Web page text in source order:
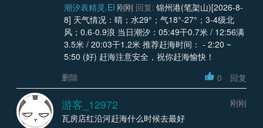
潮汐表精灵.EI 刚刚 回复: 锦州港(笔架山)[2026-8-
8] 天气情况：晴；水29°；气18°-27°；3-4级北
风；0.6-0.9浪 当日潮汐：05:49干0.7米 / 12:56满
3.5米 / 20:03干1.2米 推荐赶海时间： - 2:20 ~
5:50 (好) 赶海注意安全，祝你赶海愉快！
删除
0 回复
游客_12972
刚刚
瓦房店红沿河赶海什么时候去最好